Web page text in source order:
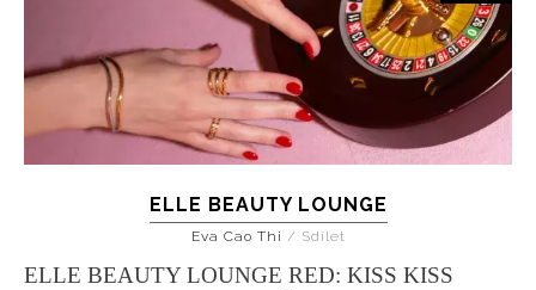
ELLE BEAUTY LOUNGE
Eva Cao Thi / Sdílet
ELLE BEAUTY LOUNGE RED: KISS KISS